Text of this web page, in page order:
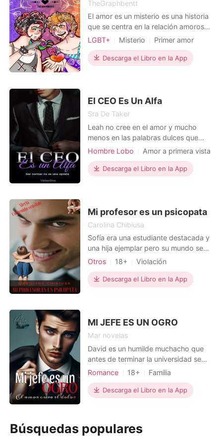
TheGraphbentt
El amor es un misterio es una historia
que se centra en la relación amorosa
de Archie y Joey. Primero tenemos a
pasado traumático, dichos sucesos le
hicieron desarrollar muchos
las personas. Despu
LGBT+ Misterio
Primer amor
Homosexual
Descarga el Libro en la App
El CEO Es Un Alfa
Sra De Taker
Leah no cree en el amor y mucho
menos en las palabras dulces que
vienen en rosas llenas de espinas. Ella
una lesión, la dejó fuera de los
escenarios y con un amargo recuerdo
ahuyenta a las mujeres porque
Hombre Lobo
Amor a primera vista
CEO
Arrogante/Dominante
Descarga el Libro en la App
Mi profesor es un psicopata
Carolina Chibiusa
Sofía era una estudiante destacada y
una hija ejemplar pero su mundo se
pone de cabeza cuando su profesor
no merecía. Ese aparentemente
insignificante detalle despojara a
mundo pero, sobre
Otros 18+
Violación
Profesor y estudiante
Profesor
Mafia
Dramático
Descarga el Libro en la App
MI JEFE ES UN OGRO
Mar novelas
David es un humilde muchacho que
antes de terminar la universidad se
convirtió en padre , de una hermosa
Pero la mamá de su hija lo abandonó
porque no quería ser pobre toda la
marcho con su ama
Romance 18+
Familia
Matromonio arreglado
Primer amor
CEO Encantadora
Descarga el Libro en la App
Búsquedas populares